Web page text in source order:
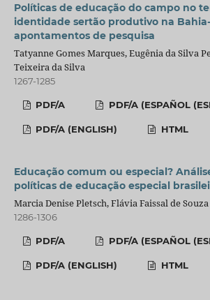
Políticas de educação do campo no
identidade sertão produtivo na
apontamentos de pesquisa
Tatyanne Gomes Marques, Eugênia da Silva
Teixeira da Silva
1267-1285
PDF/A PDF/A (ESPAÑOL
PDF/A (ENGLISH) HTML
Educação comum ou especial?
políticas de educação especial
Marcia Denise Pletsch, Flávia Faissal de Souza
1286-1306
PDF/A PDF/A (ESPAÑOL
PDF/A (ENGLISH) HTML